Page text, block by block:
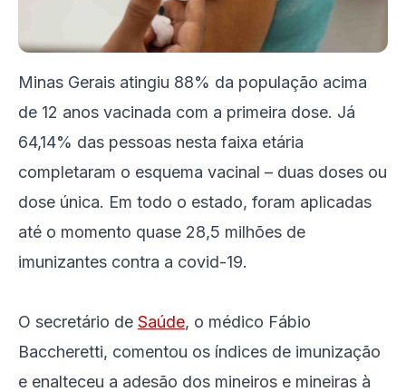
Minas Gerais atingiu 88% da população acima
de 12 anos vacinada com a primeira dose. Já
64,14% das pessoas nesta faixa etária
completaram o esquema vacinal – duas doses ou
dose única. Em todo o estado, foram aplicadas
até o momento quase 28,5 milhões de
imunizantes contra a covid-19.
O secretário de Saúde, o médico Fábio
Baccheretti, comentou os índices de imunização
e enalteceu a adesão dos mineiros e mineiras à